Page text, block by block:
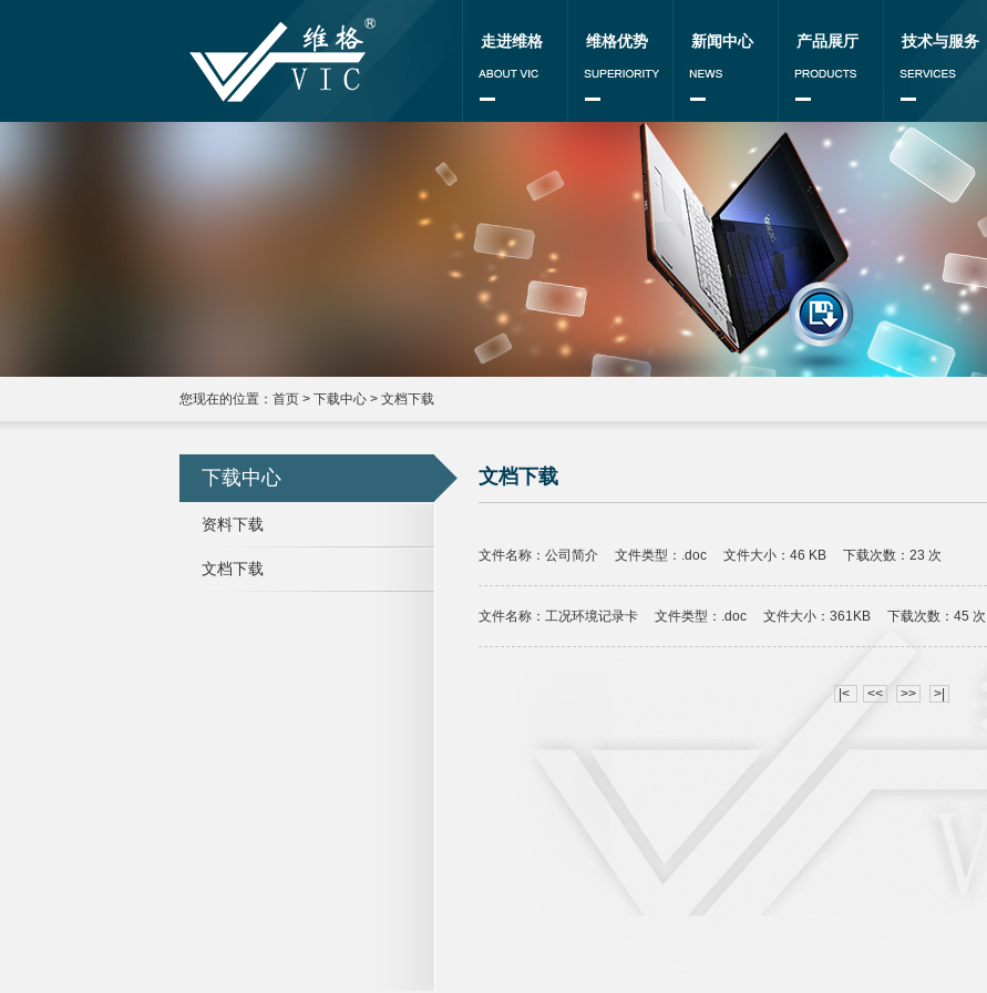
走进维格 维格优势 新闻中心 产品展厅 技术与服务
您现在的位置： 首页 > 下载中心 > 文档下载
下载中心
资料下载
文档下载
文档下载
文件名称：公司简介 文件类型：.doc 文件大小：46 KB 下载次数：23 次
文件名称：工况环境记录卡 文件类型：.doc 文件大小：361KB 下载次数：45 次
|< << >> >|